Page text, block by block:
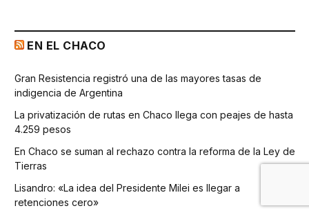
EN EL CHACO
Gran Resistencia registró una de las mayores tasas de
indigencia de Argentina
La privatización de rutas en Chaco llega con peajes de hasta
4.259 pesos
En Chaco se suman al rechazo contra la reforma de la Ley de
Tierras
Lisandro: «La idea del Presidente Milei es llegar a
retenciones cero»